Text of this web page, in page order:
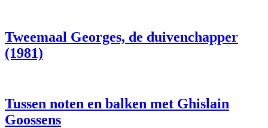
Tweemaal Georges, de duivenchapper
(1981)
Tussen noten en balken met Ghislain
Goossens